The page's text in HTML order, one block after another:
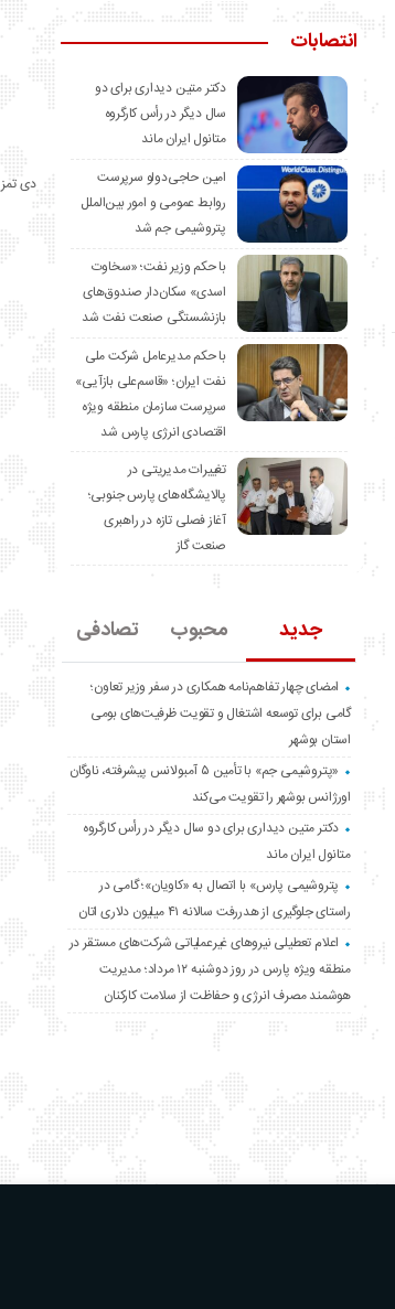
انتصابات
دکتر متین دیداری برای دو
سال دیگر در رأس کارگروه
متانول ایران ماند
امین حاجی‌دولو سرپرست
روابط عمومی و امور بین‌الملل
پتروشیمی جم شد
با حکم وزیر نفت؛ «سخاوت
اسدی» سکان‌دار صندوق‌های
بازنشستگی صنعت نفت شد
با حکم مدیرعامل شرکت ملی
نفت ایران؛ «قاسم‌علی بازآیی»
سرپرست سازمان منطقه ویژه
اقتصادی انرژی پارس شد
تغییرات مدیریتی در
پالایشگاه‌های پارس جنوبی؛
آغاز فصلی تازه در راهبری
صنعت گاز
جدید محبوب تصادفی
امضای چهار تفاهم‌نامه همکاری در سفر وزیر تعاون؛
گامی برای توسعه اشتغال و تقویت ظرفیت‌های بومی
استان بوشهر
«پتروشیمی جم» با تأمین ۵ آمبولانس پیشرفته، ناوگان
اورژانس بوشهر را تقویت می‌کند
دکتر متین دیداری برای دو سال دیگر در رأس کارگروه
متانول ایران ماند
پتروشیمی پارس» با اتصال به «کاویان»؛ گامی در
راستای جلوگیری از هدررفت سالانه ۴۱ میلیون دلاری اتان
اعلام تعطیلی نیروهای غیرعملیاتی شرکت‌های مستقر در
منطقه ویژه پارس در روز دوشنبه ۱۲ مرداد؛ مدیریت
هوشمند مصرف انرژی و حفاظت از سلامت کارکنان
دی تمز